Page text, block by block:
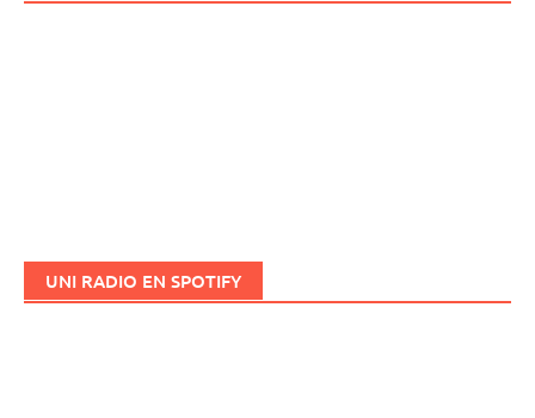
UNI RADIO EN SPOTIFY